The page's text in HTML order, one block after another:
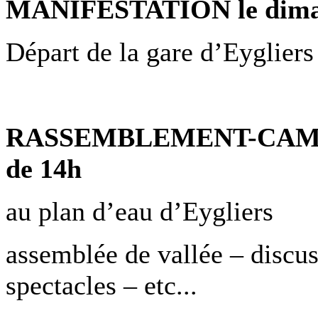
MANIFESTATION le
Départ de la gare
RASSEMBLEMENT-
de 14h
au plan d’eau d’Eygliers
assemblée de vallée –
spectacles – etc...